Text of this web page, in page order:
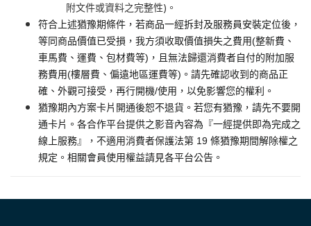
附文件或資料之完整性)。
符合上述猶豫期條件，若商品一經拆封及服務員安裝定位後，
等同商品價值已受損，我方須收取價值損失之費用(整新費、
車馬費、運費、包材費等)，且無法歸還消費者自付的附加服
務費用(樓層費、偏遠地區運費等)。請先確認收到的商品正
確、外觀可接受，再行開機/使用，以免影響您的權利。
猶豫期內方案卡片開通後恕不退貨。若您有猶豫，請先不要開
通卡片。各合作平台提供之影音內容為『一經提供即為完成之
線上服務』，不適用消費者保護法第 19 條猶豫期間解除權之
規定。相關會員使用權益請見各平台公告。